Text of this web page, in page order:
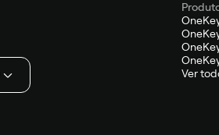
Ver